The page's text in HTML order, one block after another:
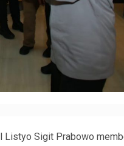
Listyo Sigit Prabowo